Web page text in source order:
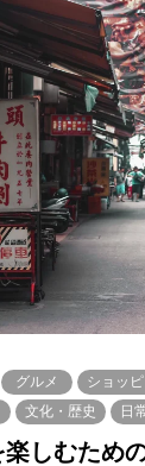
グルメ ショッ
文化・歴史 日
しむため